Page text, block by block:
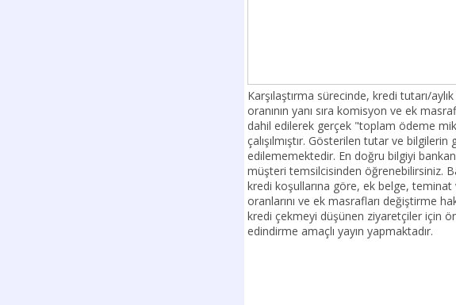
Karşılaştırma sürecinde, kredi tutarı/
oranının yanı sıra komisyon ve ek
dahil edilerek gerçek "toplam ödeme
çalışılmıştır. Gösterilen tutar ve
edilememektedir. En doğru bilgiyi
müşteri temsilcisinden öğrenebilirsiniz.
kredi koşullarına göre, ek belge,
oranlarını ve ek masrafları değiştirme
kredi çekmeyi düşünen ziyaretçiler için
edindirme amaçlı yayın yapmaktadır.